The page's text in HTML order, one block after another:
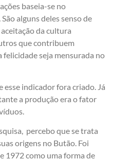
baseia-se no
alguns deles senso de
da cultura
que contribuem
seja mensurada no
indicador fora criado. Já
a produção era o fator
percebo que se trata
origens no Butão. Foi
1972 como uma forma de